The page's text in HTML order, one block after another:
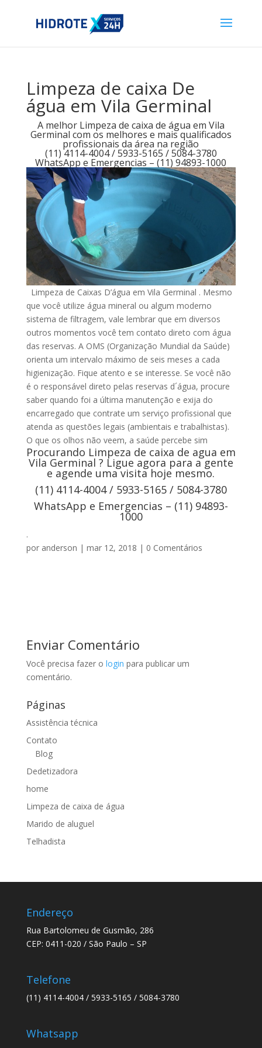
Limpeza de caixa De
água em Vila Germinal
A melhor Limpeza de caixa de água em Vila
Germinal com os melhores e mais qualificados
profissionais da área na região
(11) 4114-4004 / 5933-5165 / 5084-3780
WhatsApp e Emergencias – (11) 94893-1000
Limpeza de Caixas D’água em Vila Germinal . Mesmo
que você utilize água mineral ou algum moderno
sistema de filtragem, vale lembrar que em diversos
outros momentos você tem contato direto com água
das reservas. A OMS (Organização Mundial da Saúde)
orienta um intervalo máximo de seis meses a cada
higienização. Fique atento e se interesse. Se você não
é o responsável direto pelas reservas d´água, procure
saber quando foi a última manutenção e exija do
encarregado que contrate um serviço profissional que
atenda as questões legais (ambientais e trabalhistas).
O que os olhos não veem, a saúde percebe sim
Procurando Limpeza de caixa de agua em
Vila Germinal ? Ligue agora para a gente
e agende uma visita hoje mesmo.
(11) 4114-4004 / 5933-5165 / 5084-3780
WhatsApp e Emergencias – (11) 94893-
1000
.
por anderson | mar 12, 2018 | 0 Comentários
Enviar Comentário
Você precisa fazer o login para publicar um
comentário.
Páginas
Assistência técnica
Contato
Blog
Dedetizadora
home
Limpeza de caixa de água
Marido de aluguel
Telhadista
Endereço
Rua Bartolomeu de Gusmão, 286
CEP: 0411-020 / São Paulo – SP
Telefone
(11) 4114-4004 / 5933-5165 / 5084-3780
Whatsapp